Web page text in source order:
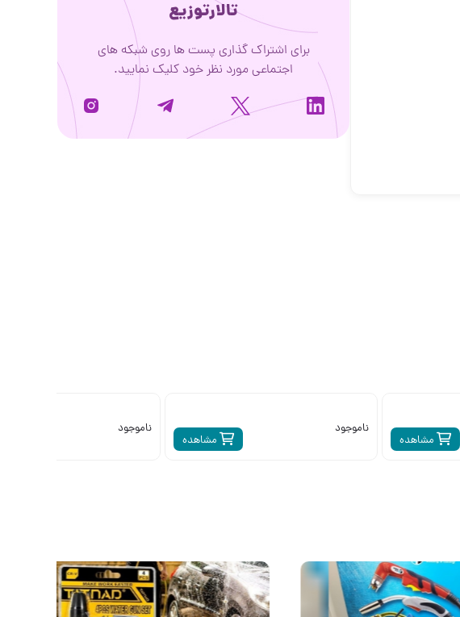
تالارتوزیع
برای اشتراک گذاری پست ها روی شبکه های
اجتماعی مورد نظر خود کلیک نمایید.
مشاهده مشاهده
ناموجود ناموجود